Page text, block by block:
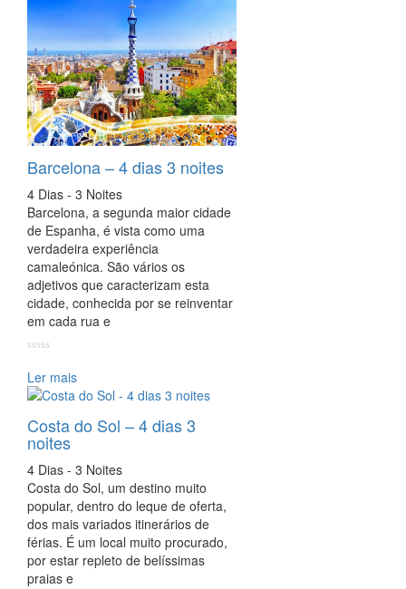
Barcelona – 4 dias 3 noites
4 Dias - 3 Noites
Barcelona, a segunda maior cidade
de Espanha, é vista como uma
verdadeira experiência
camaleónica. São vários os
adjetivos que caracterizam esta
cidade, conhecida por se reinventar
em cada rua e
Ler mais
Costa do Sol – 4 dias 3
noites
4 Dias - 3 Noites
Costa do Sol, um destino muito
popular, dentro do leque de oferta,
dos mais variados itinerários de
férias. É um local muito procurado,
por estar repleto de belíssimas
praias e